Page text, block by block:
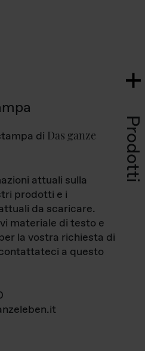
Prodotti
di Das ganze
attuali sulla
prodotti e i
da scaricare.
materiale di testo e
la vostra richiesta di
a questo